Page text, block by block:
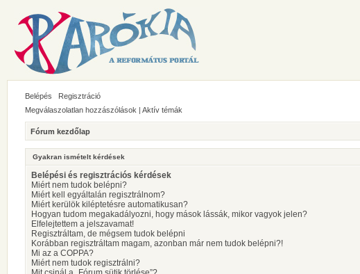
Belépés Regisztráció
Megválaszolatlan hozzászólások | Aktív témák
Fórum kezdőlap
Gyakran ismételt kérdések
Belépési és regisztrációs kérdések
Miért nem tudok belépni?
Miért kell egyáltalán regisztrálnom?
Miért kerülök kiléptetésre automatikusan?
Hogyan tudom megakadályozni, hogy mások lássák, mikor vagyok jelen?
Elfelejtettem a jelszavamat!
Regisztráltam, de mégsem tudok belépni
Korábban regisztráltam magam, azonban már nem tudok belépni?!
Mi az a COPPA?
Miért nem tudok regisztrálni?